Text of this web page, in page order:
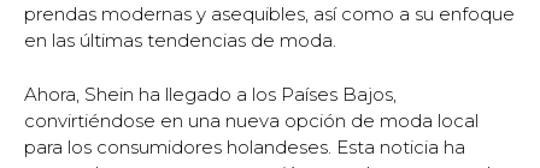
prendas modernas y asequibles, así como a su enfoque
en las últimas tendencias de moda.
Ahora, Shein ha llegado a los Países Bajos,
convirtiéndose en una nueva opción de moda local
para los consumidores holandeses. Esta noticia ha